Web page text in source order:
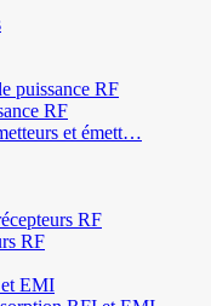
puissance RF
RF
et émett…
RF
RF
EMI